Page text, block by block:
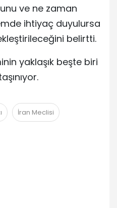
ve ne zaman
ihtiyaç duyulursa
belirtti.
yaklaşık beşte biri
İran Meclisi